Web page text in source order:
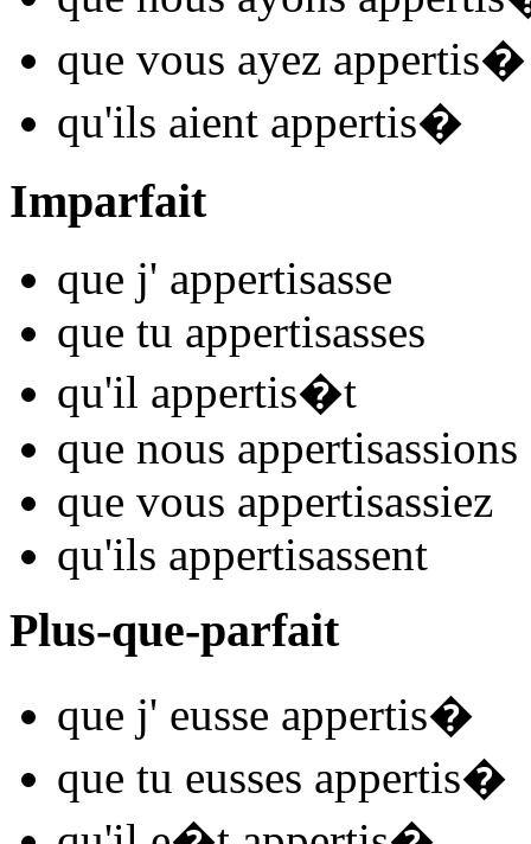
que vous ayez appertis�
qu'ils aient appertis�
Imparfait
que j' appertisasse
que tu appertisasses
qu'il appertis�t
que nous appertisassions
que vous appertisassiez
qu'ils appertisassent
Plus-que-parfait
que j' eusse appertis�
que tu eusses appertis�